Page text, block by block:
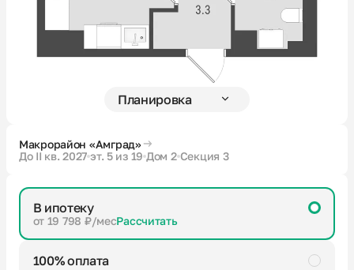
О компании
Партнерам
Контакты
Макрорайон «Амград»
До II кв. 2027 эт. 5 из 19 Дом 2 Секция 3
В ипотеку
от 19 798 ₽/месРассчитать
100% оплата